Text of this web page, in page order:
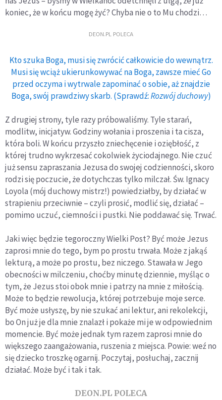
koniec, że w końcu mogę żyć? Chyba nie o to Mu chodzi…
DEON.PL POLECA
Kto szuka Boga, musi się zwrócić całkowicie do wewnątrz.
Musi się wciąż ukierunkowywać na Boga, zawsze mieć Go
przed oczyma i wytrwale zapominać o sobie, aż znajdzie
Boga, swój prawdziwy skarb. (Sprawdź:Rozwój duchowy)
Z drugiej strony, tyle razy próbowaliśmy. Tyle starań,
modlitw, inicjatyw. Godziny wołania i proszenia i ta cisza,
która boli. W końcu przyszło zniechęcenie i oziębłość, z
której trudno wykrzesać cokolwiek życiodajnego. Nie czuć
już sensu zapraszania Jezusa do swojej codzienności, skoro
rodzi się poczucie, że dotychczas tylko milczał. Św. Ignacy
Loyola (mój duchowy mistrz!) powiedziałby, by działać w
strapieniu przeciwnie – czyli prosić, modlić się, działać –
pomimo uczuć, ciemności i pustki. Nie poddawać się. Trwać.
Jaki więc będzie tegoroczny Wielki Post? Być może Jezus
zaprosi mnie do tego, bym po prostu trwała. Może z jakąś
lekturą, a może po prostu, bez niczego. Stawała w Jego
obecności w milczeniu, choćby minutę dziennie, myśląc o
tym, że Jezus stoi obok mnie i patrzy na mnie z miłością.
Może to będzie rewolucja, której potrzebuje moje serce.
Być może usłyszę, by nie szukać ani lektur, ani rekolekcji,
bo On już je dla mnie znalazł i pokaże mi je w odpowiednim
momencie. Być może jednak tym razem zaprosi mnie do
większego zaangażowania, ruszenia z miejsca. Powie: weź no
się dziecko troszkę ogarnij. Poczytaj, posłuchaj, zacznij
działać. Może być i tak i tak.
DEON.PL POLECA